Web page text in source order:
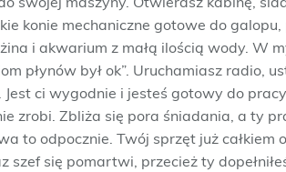
swojej maszyny. Otwierasz kabinę,
konie mechaniczne gotowe do
i akwarium z małą ilością wody. W
płynów był ok”. Uruchamiasz radio,
ci wygodnie i jesteś gotowy do
zrobi. Zbliża się pora śniadania, a ty
to odpocznie. Twój sprzęt już całkiem
szef się pomartwi, przecież ty